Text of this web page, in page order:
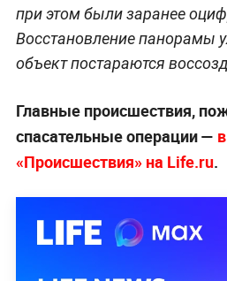
при этом были заранее
Восстановление панорамы
объект постараются
Главные происшествия,
спасательные операции —
«Происшествия» на Life.ru.